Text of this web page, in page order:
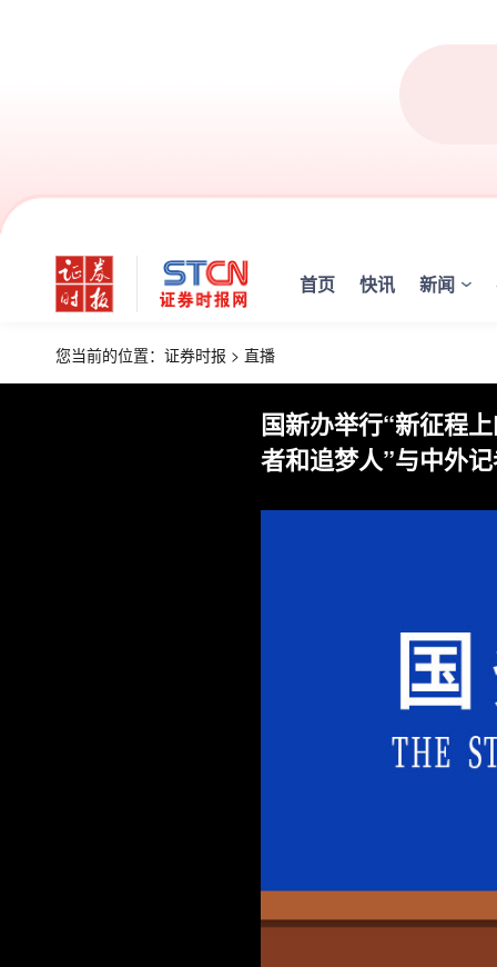
首页 快讯 新闻
您当前的位置： 证券时报 > 直播
国新办举行“新征程
者和追梦人”与中外